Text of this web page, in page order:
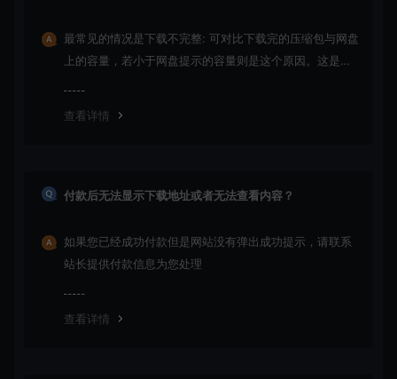
最常见的情况是下载不完整: 可对比下载完的压缩包与网盘
上的容量，若小于网盘提示的容量则是这个原因。这是浏
查看详情
付款后无法显示下载地址或者无法查看内容？
如果您已经成功付款但是网站没有弹出成功提示，请联系
站长提供付款信息为您处理
查看详情